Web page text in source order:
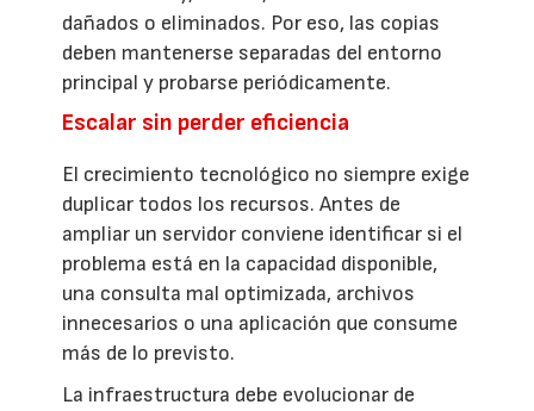
dañados o eliminados. Por eso, las copias
deben mantenerse separadas del entorno
principal y probarse periódicamente.
Escalar sin perder eficiencia
El crecimiento tecnológico no siempre exige
duplicar todos los recursos. Antes de
ampliar un servidor conviene identificar si el
problema está en la capacidad disponible,
una consulta mal optimizada, archivos
innecesarios o una aplicación que consume
más de lo previsto.
La infraestructura debe evolucionar de